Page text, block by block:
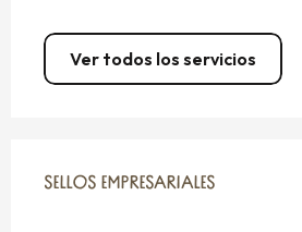
Ver todos los servicios
SELLOS EMPRESARIALES
SELLOS EMPRESARIALES